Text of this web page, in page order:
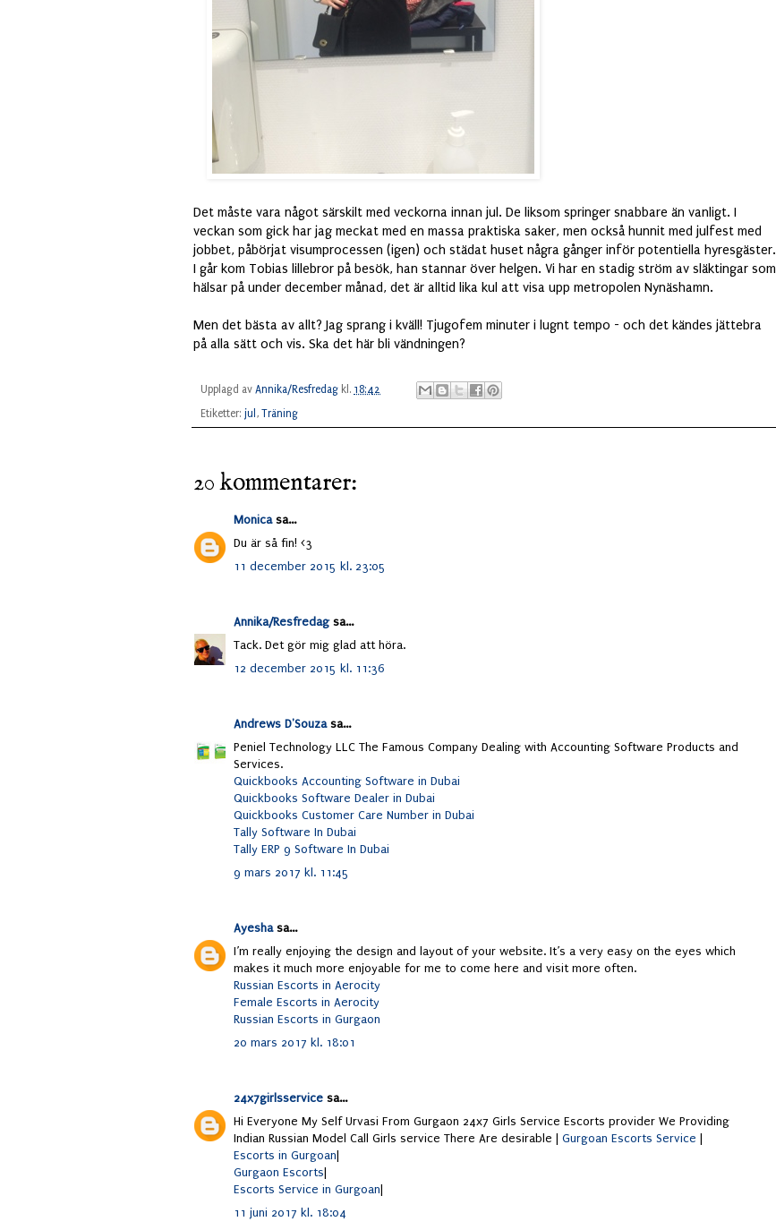
Det måste vara något särskilt med veckorna innan jul. De liksom springer snabbare än vanligt. I
veckan som gick har jag meckat med en massa praktiska saker, men också hunnit med julfest med
jobbet, påbörjat visumprocessen (igen) och städat huset några gånger inför potentiella hyresgäster.
I går kom Tobias lillebror på besök, han stannar över helgen. Vi har en stadig ström av släktingar som
hälsar på under december månad, det är alltid lika kul att visa upp metropolen Nynäshamn.
Men det bästa av allt? Jag sprang i kväll! Tjugofem minuter i lugnt tempo - och det kändes jättebra
på alla sätt och vis. Ska det här bli vändningen?
Upplagd av Annika/Resfredag kl. 18:42
Etiketter: jul , Träning
20 kommentarer:
Monicasa...
Du är så fin! <3
11 december 2015 kl. 23:05
Annika/Resfredagsa...
Tack. Det gör mig glad att höra.
12 december 2015 kl. 11:36
Andrews D'Souzasa...
Peniel Technology LLC The Famous Company Dealing with Accounting Software Products and
Services.
Quickbooks Accounting Software in Dubai
Quickbooks Software Dealer in Dubai
Quickbooks Customer Care Number in Dubai
Tally Software In Dubai
Tally ERP 9 Software In Dubai
9 mars 2017 kl. 11:45
Ayeshasa...
I’m really enjoying the design and layout of your website. It’s a very easy on the eyes which
makes it much more enjoyable for me to come here and visit more often.
Russian Escorts in Aerocity
Female Escorts in Aerocity
Russian Escorts in Gurgaon
20 mars 2017 kl. 18:01
24x7girlsservice sa...
Hi Everyone My Self Urvasi From Gurgaon 24x7 Girls Service Escorts provider We Providing
Indian Russian Model Call Girls service There Are desirable | Gurgoan Escorts Service
Escorts in Gurgoan
Gurgaon Escorts
Escorts Service in Gurgoan
11 juni 2017 kl. 18:04